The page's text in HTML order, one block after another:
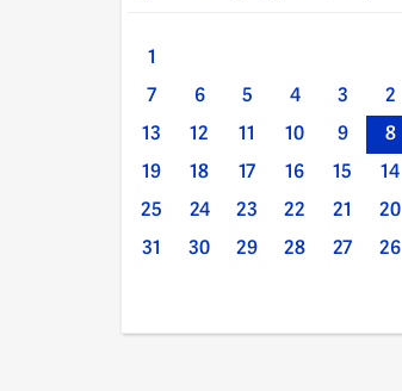
1
2
3
4
5
6
7
8
9
10
11
12
13
14
15
16
17
18
19
20
21
22
23
24
25
26
27
28
29
30
31